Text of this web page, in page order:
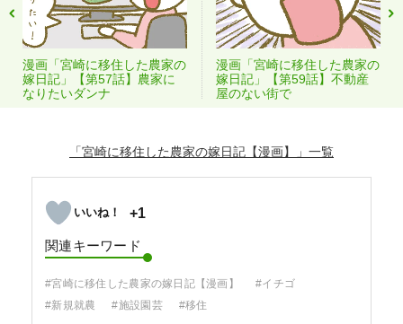
漫画「宮崎に移住した農家の
嫁日記」【第57話】農家に
なりたいダンナ
漫画「宮崎に移住した農家の
嫁日記」【第59話】不動産
屋のない街で
「宮崎に移住した農家の嫁日記【漫画】」
+1
関連キーワード
#宮崎に移住した農家の嫁日記【漫画】
#イチゴ
#新規就農
#施設園芸 #移住